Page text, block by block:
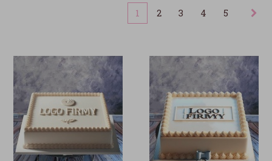
1 2 3 4 5